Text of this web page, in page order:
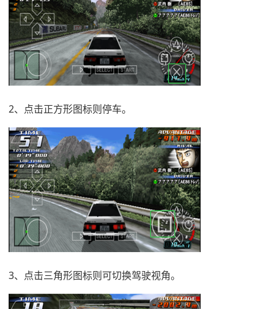
2、点击正方形图标则停车。
3、点击三角形图标则可切换驾驶视角。